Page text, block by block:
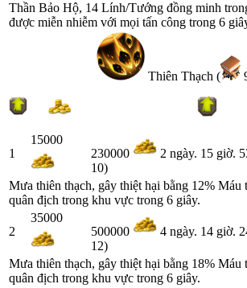
Thần Bảo Hộ, 14 Lính/Tướng đồng minh
được miễn nhiễm với mọi tấn công trong 6
Thiên Thạch (
1
15000
230000
2 ngày. 15 giờ.
10)
Mưa thiên thạch, gây thiệt hại bằng 12% Máu
quân địch trong khu vực trong 6 giây.
2
35000
500000
4 ngày. 14 giờ.
12)
Mưa thiên thạch, gây thiệt hại bằng 18% Máu
quân địch trong khu vực trong 6 giây.